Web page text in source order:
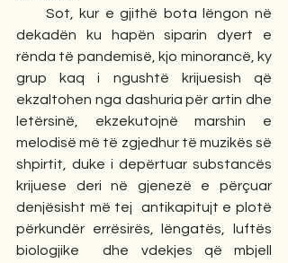
dekadën ku hapën siparin dyert e
rënda të pandemisë, kjo minorancë, ky
grup kaq i ngushtë krijuesish që
ekzaltohen nga dashuria për artin dhe
letërsinë, ekzekutojnë marshin e
melodisë më të zgjedhur të muzikës së
shpirtit, duke i depërtuar substancës
krijuese deri në gjenezë e përçuar
denjësisht më tej  antikapitujt e plotë
përkundër errësirës, lëngatës, luftës
biologjike  dhe vdekjes që mbjell